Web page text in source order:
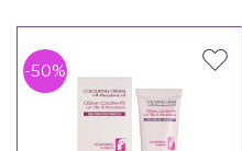
-50%